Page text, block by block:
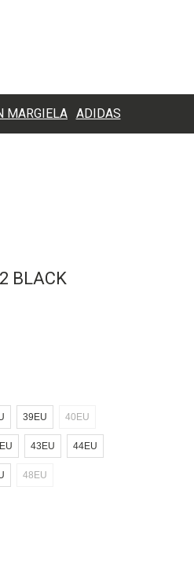
MARGIELA ADIDAS
BLACK
39EU 40EU
43EU 44EU
48EU